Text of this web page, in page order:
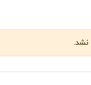
نشد.